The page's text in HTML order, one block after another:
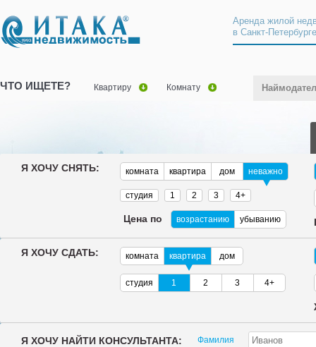
Аренда жилой
в Санкт-
ЧТО ИЩЕТЕ? Квартиру Комнату
Я ХОЧУ СНЯТЬ: комната квартира дом неважно
студия 1 2 3 4+
Цена по возрастанию убыванию
Я ХОЧУ СДАТЬ: комната квартира дом
студия 1 2 3 4+
Я ХОЧУ НАЙТИ КОНСУЛЬТАНТА: Фамилия